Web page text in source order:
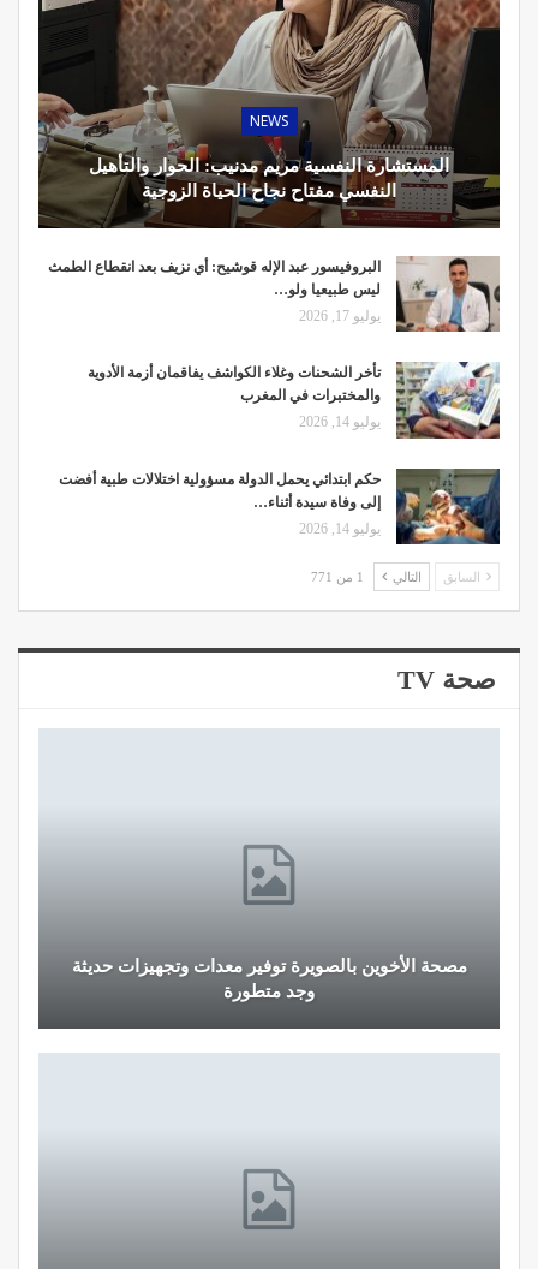
NEWS
المستشارة النفسية مريم مدنيب: الحوار والتأهيل
النفسي مفتاح نجاح الحياة الزوجية
البروفيسور عبد الإله قوشيح: أي نزيف بعد انقطاع الطمث
ليس طبيعيا ولو…
يوليو 17, 2026
تأخر الشحنات وغلاء الكواشف يفاقمان أزمة الأدوية
والمختبرات في المغرب
يوليو 14, 2026
حكم ابتدائي يحمل الدولة مسؤولية اختلالات طبية أفضت
إلى وفاة سيدة أثناء…
يوليو 14, 2026
السابق التالي 1 من 771
صحة TV
مصحة الأخوين بالصويرة توفير معدات وتجهيزات حديثة
وجد متطورة